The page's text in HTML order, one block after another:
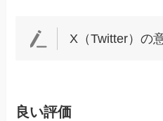
X（Twitter）の
良い評価